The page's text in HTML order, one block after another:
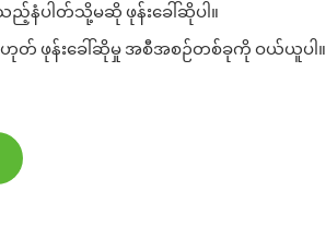
နံပါတ်သို့မဆို ဖုန်းခေါ်ဆိုပါ။
ဟုတ် ဖုန်းခေါ်ဆိုမှု အစီအစဉ်တစ်ခုကို ဝယ်ယူပါ။